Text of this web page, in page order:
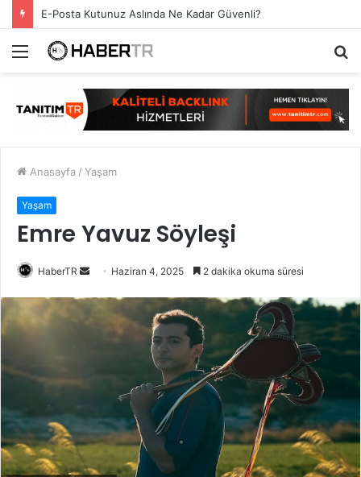
E-Posta Kutunuz Aslında Ne Kadar Güvenli?
Menü
Anasayfa / Yaşam
Yaşam
Emre Yavuz Söyleşi
HaberTR
Bir
göndermek
Haziran 4, 2025 2 dakika okuma süresi